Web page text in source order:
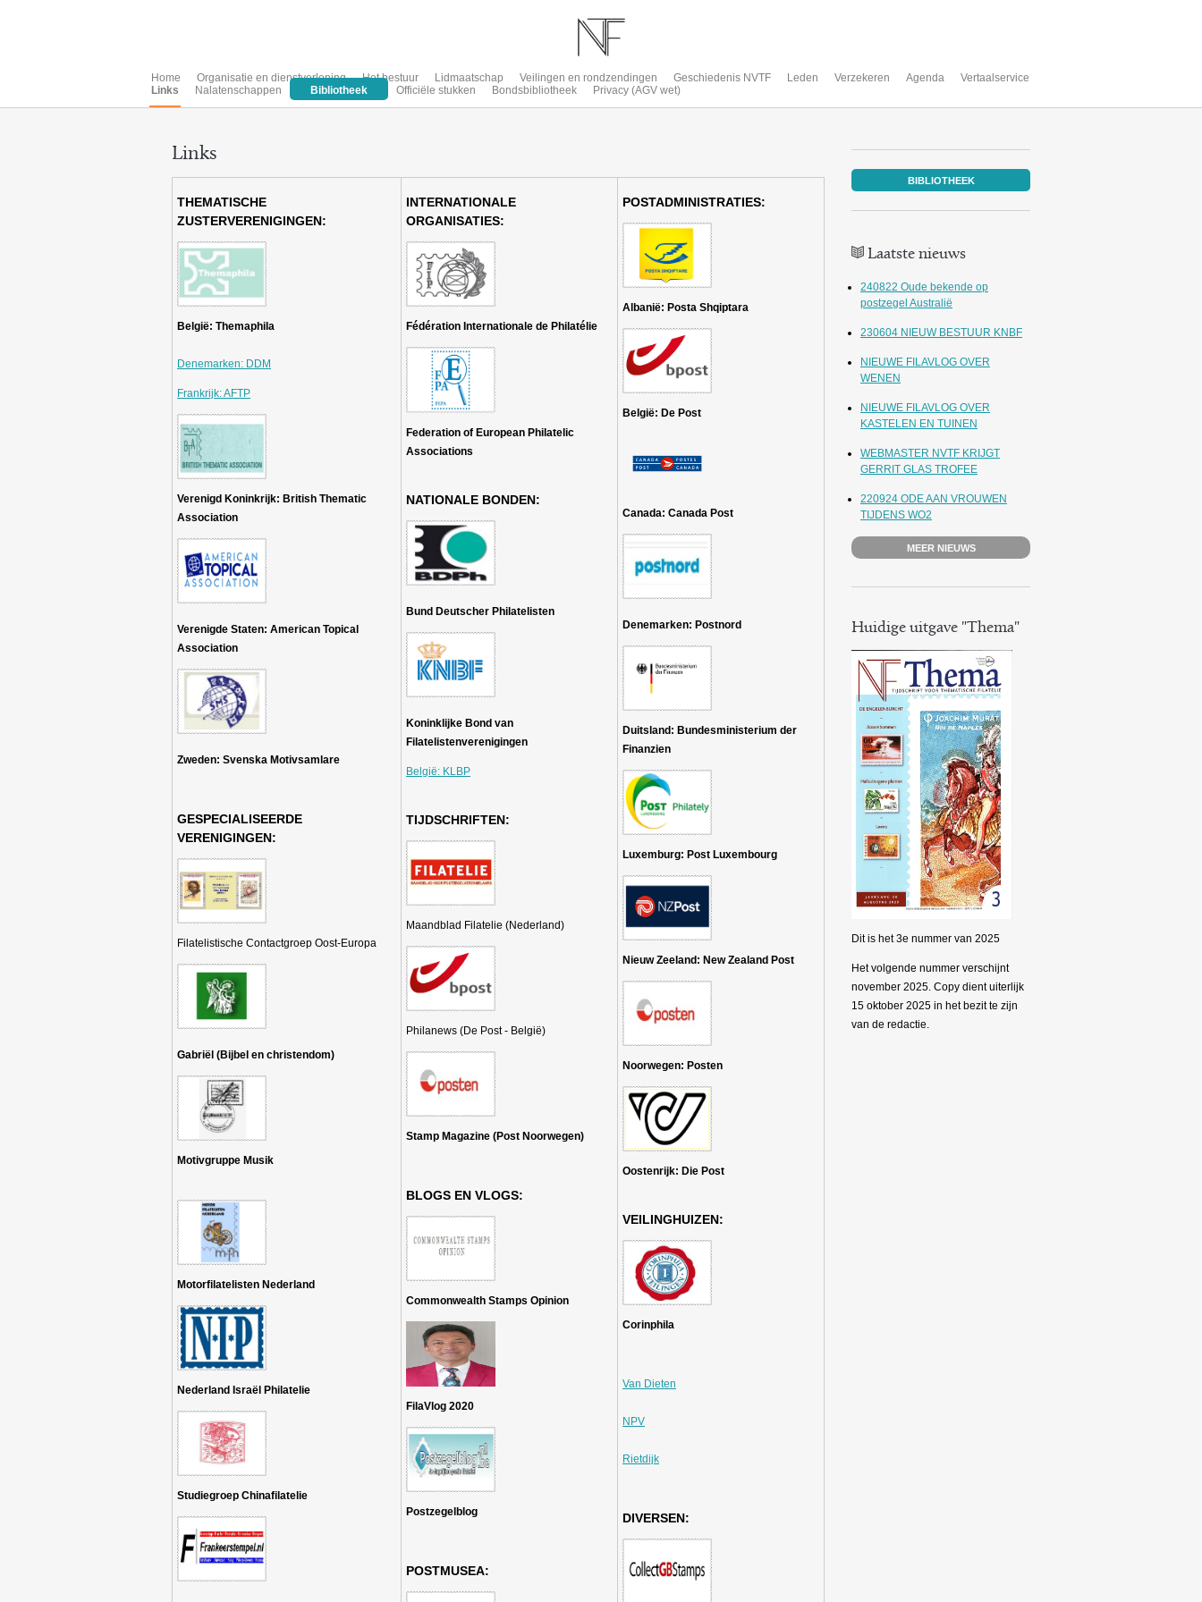
Home Organisatie en dienstverlening Het bestuur Lidmaatschap Veilingen en rondzendingen Geschiedenis NVTF Leden Verzekeren Agenda
Vertaalservice
Links
Nalatenschappen Bibliotheek Officiële stukken Bondsbibliotheek Privacy (AGV wet)
Links
THEMATISCHE
ZUSTERVERENIGINGEN:
België: Themaphila
Denemarken: DDM
Frankrijk: AFTP
Verenigd Koninkrijk: British Thematic
Association
Verenigde Staten: American Topical
Association
Zweden: Svenska Motivsamlare
GESPECIALISEERDE
VERENIGINGEN:
Filatelistische Contactgroep Oost-Europa
Gabriël (Bijbel en christendom)
Motivgruppe Musik
Motorfilatelisten Nederland
Nederland Israël Philatelie
Studiegroep Chinafilatelie
INTERNATIONALE
ORGANISATIES:
Fédération Internationale de Philatélie
Federation of European Philatelic
Associations
NATIONALE BONDEN:
Bund Deutscher Philatelisten
Koninklijke Bond van
Filatelistenverenigingen
België: KLBP
TIJDSCHRIFTEN:
Maandblad Filatelie (Nederland)
Philanews (De Post - België)
Stamp Magazine (Post Noorwegen)
BLOGS EN VLOGS:
Commonwealth Stamps Opinion
FilaVlog 2020
Postzegelblog
POSTMUSEA:
POSTADMINISTRATIES:
Albanië: Posta Shqiptara
België: De Post
Canada: Canada Post
Denemarken: Postnord
Duitsland: Bundesministerium der
Finanzien
Luxemburg: Post Luxembourg
Nieuw Zeeland: New Zealand Post
Noorwegen: Posten
Oostenrijk: Die Post
VEILINGHUIZEN:
Corinphila
Van Dieten
NPV
Rietdijk
DIVERSEN:
BIBLIOTHEEK
Laatste nieuws
240822 Oude bekende op
postzegel Australië
230604 NIEUW BESTUUR KNBF
NIEUWE FILAVLOG OVER
WENEN
NIEUWE FILAVLOG OVER
KASTELEN EN TUINEN
WEBMASTER NVTF KRIJGT
GERRIT GLAS TROFEE
220924 ODE AAN VROUWEN
TIJDENS WO2
MEER NIEUWS
Huidige uitgave "Thema"
Dit is het 3e nummer van 2025
Het volgende nummer verschijnt
november 2025. Copy dient uiterlijk
15 oktober 2025 in het bezit te zijn
van de redactie.